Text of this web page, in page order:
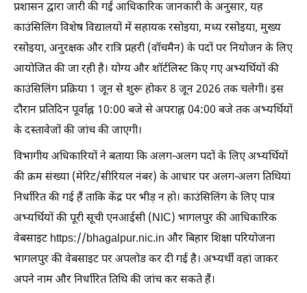
प्रशासन द्वारा जारी की गई आधिकारिक जानकारी के अनुसार, यह
काउंसिलिंग विशेष विद्यालयों में सहायक रसोइया, मध्य रसोइया, मुख्य
रसोइया, अनुरक्षक और रात्रि प्रहरी (वॉचमैन) के पदों पर नियोजन के लिए
आयोजित की जा रही है। योग्य और शॉर्टलिस्ट किए गए अभ्यर्थियों की
काउंसिलिंग प्रक्रिया 1 जून से शुरू होकर 8 जून 2026 तक चलेगी। इस
दौरान प्रतिदिन पूर्वाह्न 10:00 बजे से अपराह्न 04:00 बजे तक अभ्यर्थियों
के दस्तावेजों की जांच की जाएगी।
विभागीय अधिकारियों ने बताया कि अलग-अलग पदों के लिए अभ्यर्थियों
की क्रम संख्या (मेरिट/सीरियल नंबर) के आधार पर अलग-अलग तिथियां
निर्धारित की गई हैं ताकि केंद्र पर भीड़ न हो। काउंसिलिंग के लिए पात्र
अभ्यर्थियों की पूरी सूची एनआईसी (NIC) भागलपुर की आधिकारिक
वेबसाइट https://bhagalpur.nic.in और बिहार शिक्षा परियोजना
भागलपुर की वेबसाइट पर अपलोड कर दी गई है। अभ्यर्थी वहां जाकर
अपने नाम और निर्धारित तिथि की जांच कर सकते हैं।